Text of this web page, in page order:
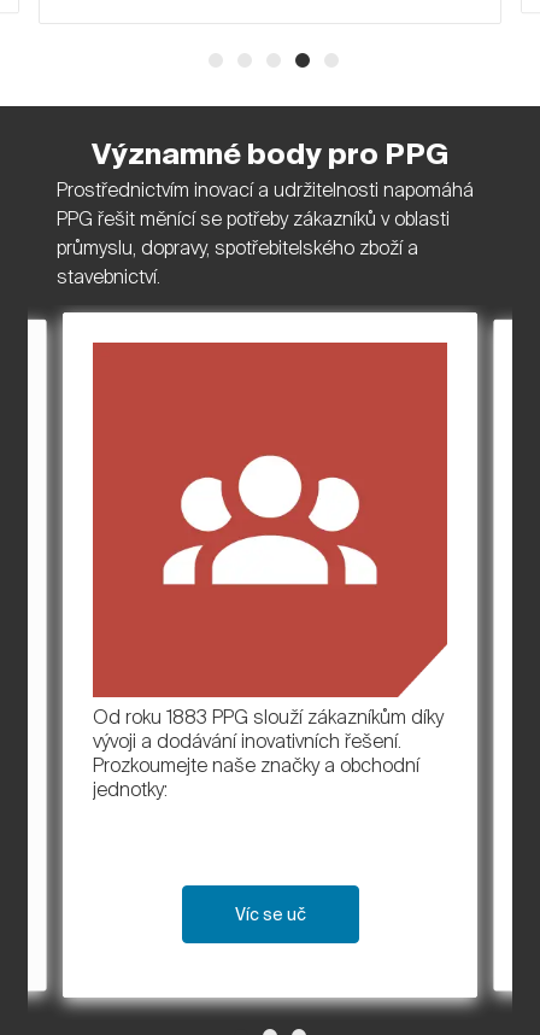
Významné body pro PPG
Prostřednictvím inovací a udržitelnosti napomáhá
PPG řešit měnící se potřeby zákazníků v oblasti
průmyslu, dopravy, spotřebitelského zboží a
stavebnictví.
Od roku 1883 PPG slouží zákazníkům díky
vývoji a dodávání inovativních řešení.
Prozkoumejte naše značky a obchodní
jednotky:
Víc se uč